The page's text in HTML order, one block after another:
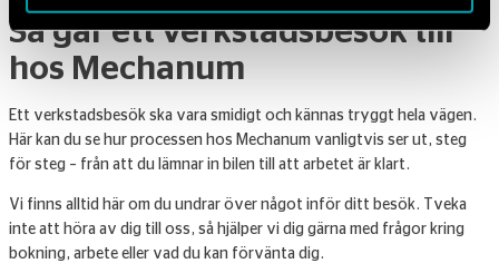
Så går ett verkstadsbesök till
hos Mechanum
Ett verkstadsbesök ska vara smidigt och kännas tryggt hela vägen.
Här kan du se hur processen hos Mechanum vanligtvis ser ut, steg
för steg – från att du lämnar in bilen till att arbetet är klart.
Vi finns alltid här om du undrar över något inför ditt besök. Tveka
inte att höra av dig till oss, så hjälper vi dig gärna med frågor kring
bokning, arbete eller vad du kan förvänta dig.